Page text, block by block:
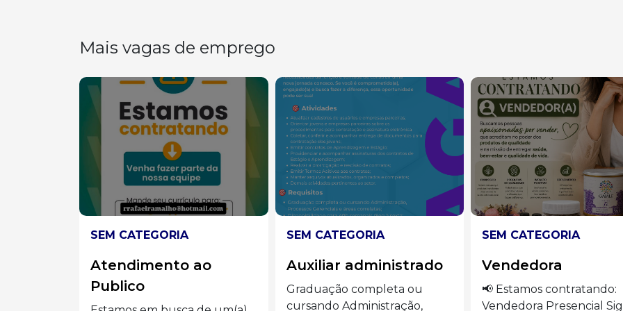
Mais vagas de emprego
SEM CATEGORIA
Auxiliar administrado
Graduação completa ou
cursando Administração,
SEM CATEGORIA
Vendedora
📢 Estamos contratando:
Vendedora Presencial Siga o
SEM CATEGORIA
Auxiliar de cozinha.
🍽️ VAGAS ABERTAS –
AUXILIAR DE COZINHA